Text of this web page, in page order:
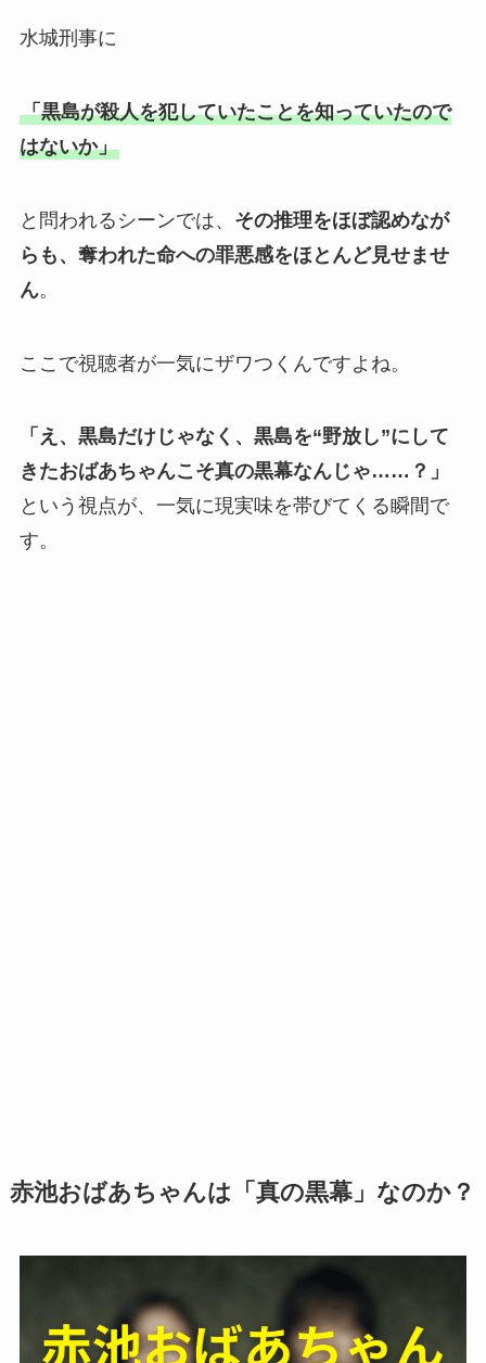
水城刑事に
「黒島が殺人を犯していたことを知っていたので
はないか」
と問われるシーンでは、 その推理をほぼ認めなが
らも、奪われた命への罪悪感をほとんど見せませ
ん。
ここで視聴者が一気にザワつくんですよね。
「え、黒島だけじゃなく、黒島を“野放し”にして
きたおばあちゃんこそ真の黒幕なんじゃ……？」
という視点が、一気に現実味を帯びてくる瞬間で
す。
赤池おばあちゃんは「真の黒幕」なのか？